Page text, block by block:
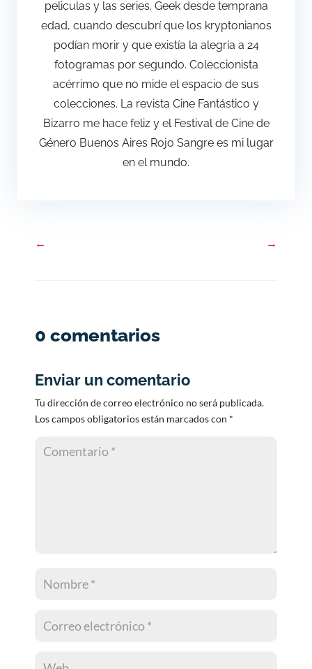
peliculas y las series. Geek desde temprana
edad, cuando descubrí que los kryptonianos
podían morir y que existía la alegría a 24
fotogramas por segundo. Coleccionista
acérrimo que no mide el espacio de sus
colecciones. La revista Cine Fantástico y
Bizarro me hace feliz y el Festival de Cine de
Género Buenos Aires Rojo Sangre es mi lugar
en el mundo.
← →
0 comentarios
Enviar un comentario
Tu dirección de correo electrónico no será publicada.
Los campos obligatorios están marcados con *